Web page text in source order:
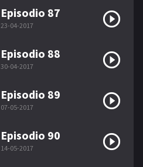
Episodio 87
23-04-2017
Episodio 88
30-04-2017
Episodio 89
07-05-2017
Episodio 90
14-05-2017